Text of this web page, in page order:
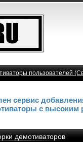
пользователей
сервис
с высоким
демотиваторов